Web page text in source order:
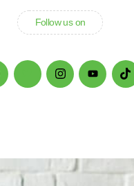
Follow us on